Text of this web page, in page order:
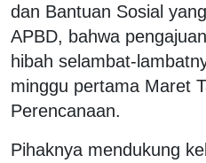
dan Bantuan Sosial
APBD, bahwa
hibah selambat-
minggu pertama Maret
Perencanaan.
Pihaknya mendukung